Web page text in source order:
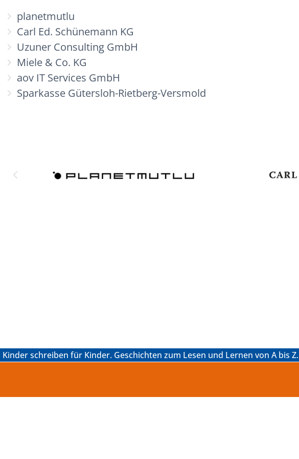
planetmutlu
Carl Ed. Schünemann KG
Uzuner Consulting GmbH
Miele & Co. KG
aov IT Services GmbH
Sparkasse Gütersloh-Rietberg-Versmold
Kinder schreiben für Kinder. Geschichten zum Lesen und Lernen von A bis Z.